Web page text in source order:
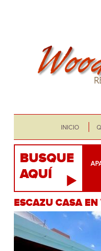
INICIO
BUSQUE
AQUÍ
ESCAZU CASA